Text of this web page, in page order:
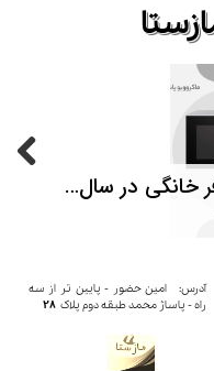
راهنمای خرید بهترین مایکروفر خانگی در سال ۱۴۰۵ | هر آنچه قبل از خرید باید بدانید
آدرس: امین حضور - پایین تر از سه
راه - پاساژ محمد​​​​​​ طبقه دوم پلاک 28